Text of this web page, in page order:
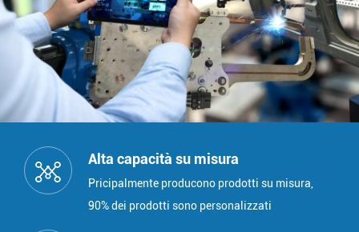
Alta capacità su misura
Pricipalmente producono prodotti su misura,
90% dei prodotti sono personalizzati